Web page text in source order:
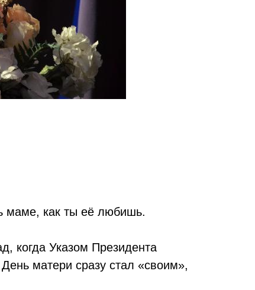
маме, как ты её любишь.
когда Указом Президента
матери сразу стал «своим»,